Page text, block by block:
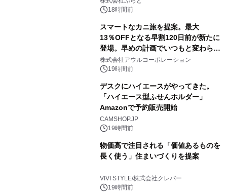
18時間前
スマートなカニ旅を提案。最大
13％OFFとなる早割120日前が新たに
登場。早めの計画でいつもと変わらぬ
大人の冬旅を。ー夕日ヶ浦温泉「佳松
苑 別邸ふうか」ー
株式会社アウルコーポレーション
19時間前
デスクにハイエースがやってきた。
「ハイエース型ふせんホルダー」
Amazonで予約販売開始
CAMSHOP.JP
19時間前
物価高で注目される「価値あるものを
長く使う」住まいづくりを提案
VIVI STYLE/株式会社クレバー
19時間前